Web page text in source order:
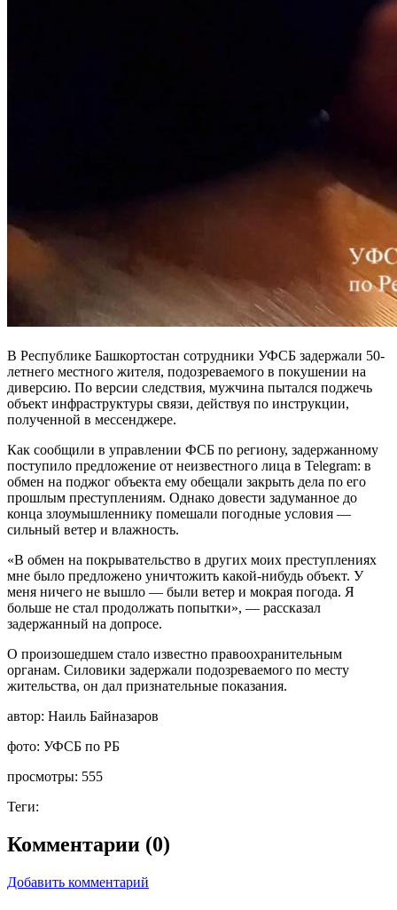
В Республике Башкортостан сотрудники УФСБ задержали 50-
летнего местного жителя, подозреваемого в покушении на
диверсию. По версии следствия, мужчина пытался поджечь
объект инфраструктуры связи, действуя по инструкции,
полученной в мессенджере.
Как сообщили в управлении ФСБ по региону, задержанному
поступило предложение от неизвестного лица в Telegram: в
обмен на поджог объекта ему обещали закрыть дела по его
прошлым преступлениям. Однако довести задуманное до
конца злоумышленнику помешали погодные условия —
сильный ветер и влажность.
«В обмен на покрывательство в других моих преступлениях
мне было предложено уничтожить какой-нибудь объект. У
меня ничего не вышло — были ветер и мокрая погода. Я
больше не стал продолжать попытки», — рассказал
задержанный на допросе.
О произошедшем стало известно правоохранительным
органам. Силовики задержали подозреваемого по месту
жительства, он дал признательные показания.
автор: Наиль Байназаров
фото: УФСБ по РБ
просмотры: 555
Теги:
Комментарии (0)
Добавить комментарий